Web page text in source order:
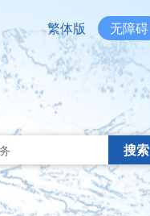
繁体版 无障碍
搜索